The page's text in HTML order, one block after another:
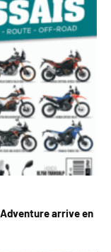
arrive en